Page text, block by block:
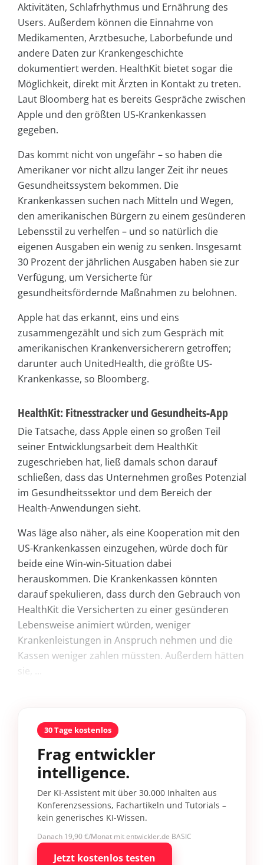
Aktivitäten, Schlafrhythmus und Ernährung des
Users. Außerdem können die Einnahme von
Medikamenten, Arztbesuche, Laborbefunde und
andere Daten zur Krankengeschichte
dokumentiert werden. HealthKit bietet sogar die
Möglichkeit, direkt mit Ärzten in Kontakt zu treten.
Laut Bloomberg hat es bereits Gespräche zwischen
Apple und den größten US-Krankenkassen
gegeben.
Das kommt nicht von ungefähr – so haben die
Amerikaner vor nicht allzu langer Zeit ihr neues
Gesundheitssystem bekommen. Die
Krankenkassen suchen nach Mitteln und Wegen,
den amerikanischen Bürgern zu einem gesünderen
Lebensstil zu verhelfen – und so natürlich die
eigenen Ausgaben ein wenig zu senken. Insgesamt
30 Prozent der jährlichen Ausgaben haben sie zur
Verfügung, um Versicherte für
gesundheitsfördernde Maßnahmen zu belohnen.
Apple hat das erkannt, eins und eins
zusammengezählt und sich zum Gespräch mit
amerikanischen Krankenversicherern getroffen;
darunter auch UnitedHealth, die größte US-
Krankenkasse, so Bloomberg.
HealthKit: Fitnesstracker und Gesundheits-App
Die Tatsache, dass Apple einen so großen Teil
seiner Entwicklungsarbeit dem HealthKit
zugeschrieben hat, ließ damals schon darauf
schließen, dass das Unternehmen großes Potenzial
im Gesundheitssektor und dem Bereich der
Health-Anwendungen sieht.
Was läge also näher, als eine Kooperation mit den
US-Krankenkassen einzugehen, würde doch für
beide eine Win-win-Situation dabei
herauskommen. Die Krankenkassen könnten
darauf spekulieren, dass durch den Gebrauch von
HealthKit die Versicherten zu einer gesünderen
Lebensweise animiert würden, weniger
Krankenleistungen in Anspruch nehmen und die
Kassen weniger zahlen müssten. Außerdem hätten
sie, ...
30 Tage kostenlos
Frag entwickler
intelligence.
Der KI-Assistent mit über 30.000 Inhalten aus
Konferenzsessions, Fachartikeln und Tutorials –
kein generisches KI-Wissen.
Danach 19,90 €/Monat mit entwickler.de BASIC
Jetzt kostenlos testen